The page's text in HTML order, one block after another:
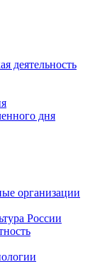
деятельность
дня
организации
России